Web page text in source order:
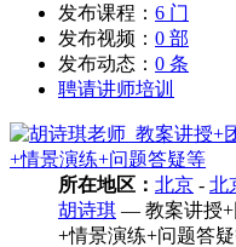
发布课程： 6 门
发布视频： 0 部
发布动态： 0 条
聘请讲师培训
所在地区： 北京 - 北
胡诗琪 — 教案讲授+
+情景演练+问题答